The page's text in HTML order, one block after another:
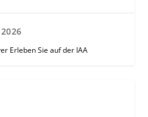
Erleben Sie auf der IAA